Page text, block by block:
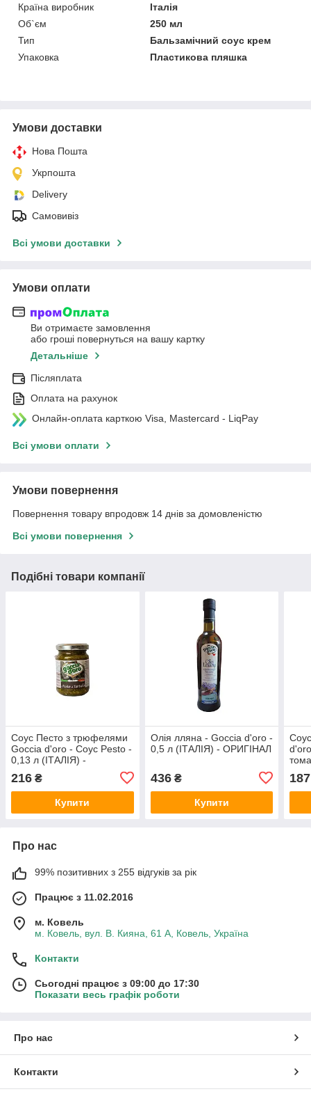
Країна виробник
Італія
Об`єм
250 мл
Тип
Бальзамічний соус крем
Упаковка
Пластикова пляшка
Умови доставки
Нова Пошта
Укрпошта
Delivery
Самовивіз
Всі умови доставки
Умови оплати
Ви отримаєте замовлення
або гроші повернуться на вашу картку
Детальніше
Післяплата
Оплата на рахунок
Онлайн-оплата карткою Visa, Mastercard - LiqPay
Всі умови оплати
Умови повернення
Повернення товару впродовж 14 днів за домовленістю
Всі умови повернення
Подібні товари компанії
Соус Песто з трюфелями
Goccia d'oro - Соус Pesto -
0,13 л (ІТАЛІЯ) -
216 ₴
Купити
Олія лляна - Goccia d'oro -
0,5 л (ІТАЛІЯ) - ОРИГІНАЛ
436₴
Купити
187
Про нас
99% позитивних з 255 відгуків за рік
Працює з 11.02.2016
м. Ковель
м. Ковель, вул. В. Кияна, 61 А, Ковель, Україна
Контакти
Сьогодні працює з 09:00 до 17:30
Показати весь графік роботи
Про нас
Контакти